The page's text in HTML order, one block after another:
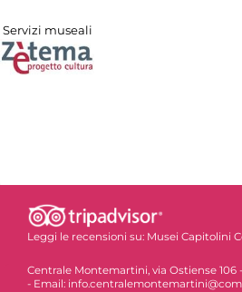
Servizi museali
Leggi le recensioni su: Musei Capitolini
Centrale Montemartini, via Ostiense 106
- Email: